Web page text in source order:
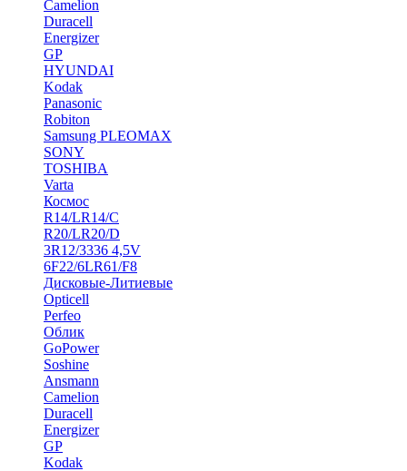
Camelion
Duracell
Energizer
GP
HYUNDAI
Kodak
Panasonic
Robiton
Samsung PLEOMAX
SONY
TOSHIBA
Varta
Космос
R14/LR14/C
R20/LR20/D
3R12/3336 4,5V
6F22/6LR61/F8
Дисковые-Литиевые
Opticell
Perfeo
Облик
GoPower
Soshine
Ansmann
Camelion
Duracell
Energizer
GP
Kodak